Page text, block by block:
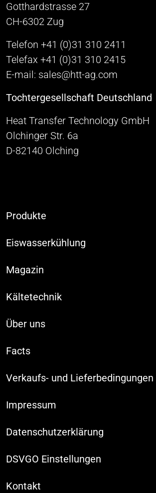
Gotthardstrasse 27
CH-6302 Zug
Telefon +41 (0)31 310 2411
Telefax +41 (0)31 310 2415
E-mail: sales@htt-ag.com
Tochtergesellschaft Deutschland
Heat Transfer Technology GmbH
Olchinger Str. 6a
D-82140 Olching
Produkte
Eiswasserkühlung
Magazin
Kältetechnik
Über uns
Facts
Verkaufs- und Lieferbedingungen
Impressum
Datenschutzerklärung
DSVGO Einstellungen
Kontakt